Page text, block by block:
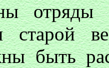
старой
быть